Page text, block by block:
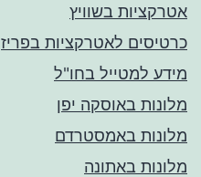
אטרקציות בשוויץ
כרטיסים לאטרקציות בפריז
מידע למטייל בחו"ל
מלונות באוסקה יפן
מלונות באמסטרדם
מלונות באתונה